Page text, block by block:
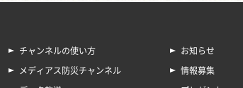
チャンネルの使い方
メディアス防災チャンネル
お知らせ
情報募集